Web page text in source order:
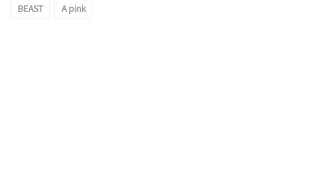
BEAST A pink